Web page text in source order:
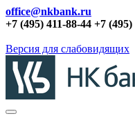
office@nkbank.ru
+7 (495) 411-88-44 +7
Версия для слабовидящих